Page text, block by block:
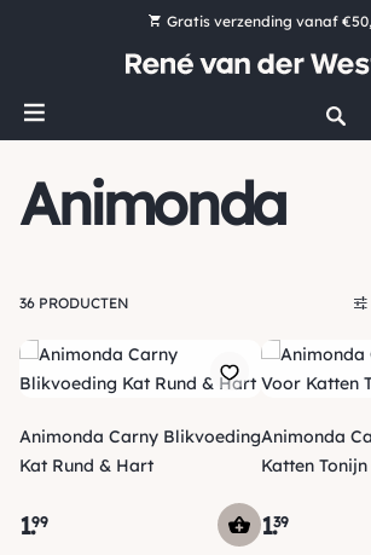
Gratis verzending vanaf
Bestel nu, betaal later met
Ruim 16.000 artikelen op
Ruim 44 jaar kennis en
Animonda
36 PRODUCTEN
Animonda Carny Blikvoeding
Kat Rund & Hart
1.99
Animonda
Katten Tonijn
1.39